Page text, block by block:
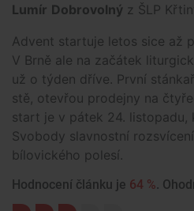
Lumír Dobrovolný z ŠLP
Advent startuje letos sice až
V Brně ale na začátek
už o týden dříve. První
stě, otevřou prodejny na
start je v pátek 24. listopadu,
Svobody slavnostní
bílovického polesí.
Hodnocení článku je 64 %.